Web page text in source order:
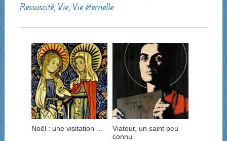
Ressuscité, Vie, Vie éternelle
Noël : une visitation ...
Viateur, un saint peu
connu